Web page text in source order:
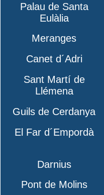
Palau de Santa
Eulàlia
Meranges
Canet d´Adri
Sant Martí de
Llémena
Guils de Cerdanya
El Far d´Empordà
Darnius
Pont de Molins